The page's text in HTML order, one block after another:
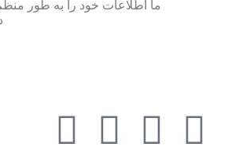
ما اطلاعات خود را به طور